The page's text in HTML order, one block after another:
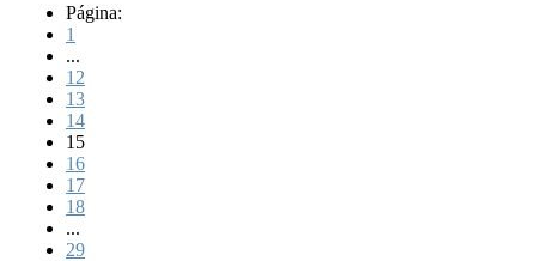
Página:
1
...
12
13
14
15
16
17
18
...
29